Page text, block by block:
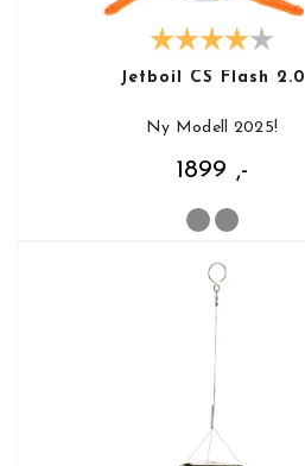
Jetboil CS Flash 2.0
Ny Modell 2025!
1899 ,-